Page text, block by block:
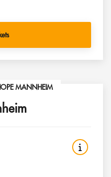
MANNHEIM